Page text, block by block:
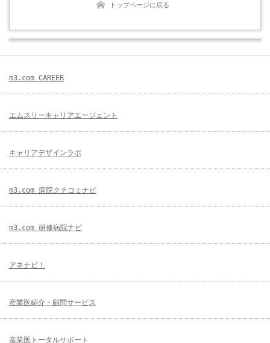
トップページに戻る
m3.com CAREER
エムスリーキャリアエージェント
キャリアデザインラボ
m3.com 病院クチコミナビ
m3.com 研修病院ナビ
アネナビ！
産業医紹介・顧問サービス
産業医トータルサポート